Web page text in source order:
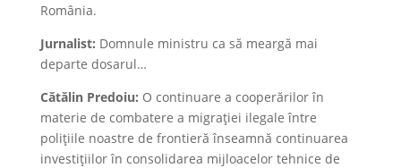
România.
Jurnalist: Domnule ministru ca să meargă mai
departe dosarul…
Cătălin Predoiu: O continuare a cooperărilor în
materie de combatere a migrației ilegale între
polițiile noastre de frontieră înseamnă continuarea
investițiilor în consolidarea mijloacelor tehnice de